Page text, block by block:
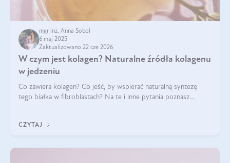
mgr inż. Anna Sobol
6 maj 2025
Zaktualizowano 22 cze 2026
W czym jest kolagen? Naturalne źródła kolagenu
w jedzeniu
Co zawiera kolagen? Co jeść, by wspierać naturalną syntezę
tego białka w fibroblastach? Na te i inne pytania poznasz
CZYTAJ